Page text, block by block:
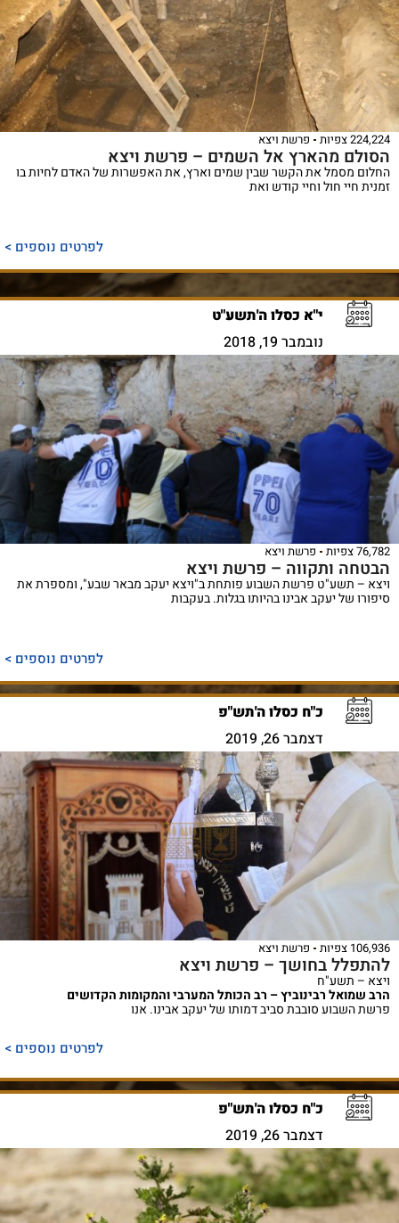
224,224 צפיות פרשת ויצא
הסולם מהארץ אל השמים – פרשת ויצא
החלום מסמל את הקשר שבין שמים וארץ, את האפשרות של האדם לחיות בו
זמנית חיי חול וחיי קודש ואת
לפרטים נוספים >
י"א כסלו ה'תשע"ט
נובמבר 19, 2018
76,782 צפיות פרשת ויצא
הבטחה ותקווה – פרשת ויצא
ויצא – תשע"ט פרשת השבוע פותחת ב"ויצא יעקב מבאר שבע", ומספרת את
סיפורו של יעקב אבינו בהיותו בגלות. בעקבות
לפרטים נוספים >
כ"ח כסלו ה'תש"פ
דצמבר 26, 2019
106,936 צפיות פרשת ויצא
להתפלל בחושך – פרשת ויצא
ויצא – תשע"ח
הרב שמואל רבינוביץ – רב הכותל המערבי והמקומות הקדושים
פרשת השבוע סובבת סביב דמותו של יעקב אבינו. אנו
לפרטים נוספים >
כ"ח כסלו ה'תש"פ
דצמבר 26, 2019